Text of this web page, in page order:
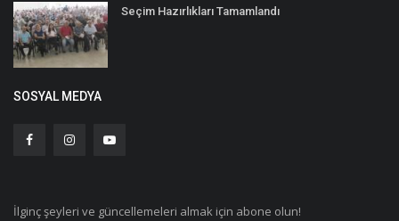
Seçim Hazırlıkları Tamamlandı
SOSYAL MEDYA
İlginç şeyleri ve güncellemeleri almak için abone olun!